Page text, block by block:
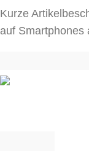
Kurze
auf Smartphones